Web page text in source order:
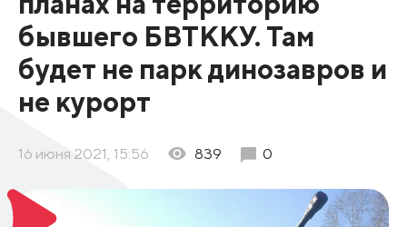
бывшего БВТККУ. Там
будет не парк динозавров и
не курорт
16 июня 2021, 15:56 839 0